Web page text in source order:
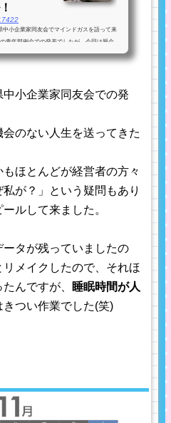
中小企業家同友会でマインドガスを語って来
青年部例会での発表でしたが、今回は親会
で取り組んでいる事や、想いを発表...
中小企業家同友会での発
のない人生を送ってきた
ほとんどが経営者の方々
が？」という疑問もあり
ルして来ました。
タが残っていましたの
メイクしたので、それほ
んですが、
睡眠時間が人
きつい作業でした(笑)